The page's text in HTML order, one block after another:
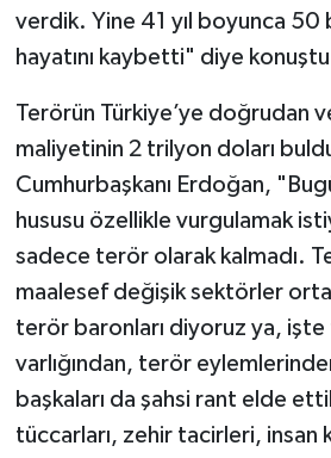
verdik. Yine 41 yıl boyunca 50
hayatını kaybetti" diye
Terörün Türkiye’ye doğrudan
maliyetinin 2 trilyon doları
Cumhurbaşkanı Erdoğan,
hususu özellikle vurgulamak
sadece terör olarak kalmadı.
maalesef değişik sektörler
terör baronları diyoruz ya,
varlığından, terör
başkaları da şahsi rant elde
tüccarları, zehir tacirleri, insan